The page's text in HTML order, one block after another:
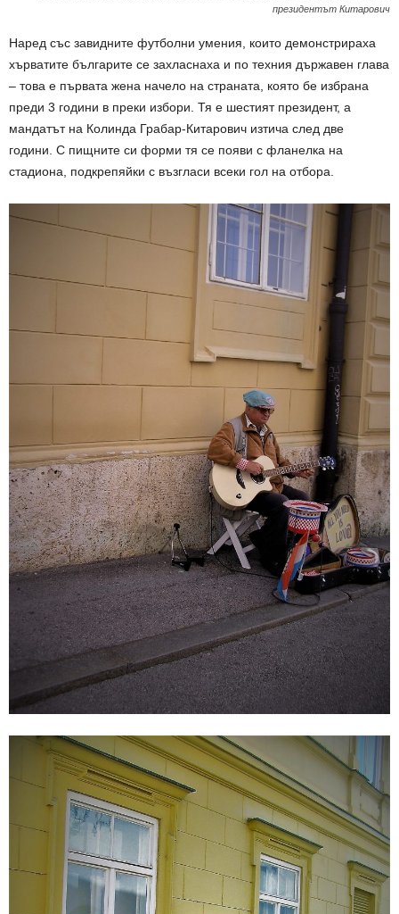
президентът Китарович
Наред със завидните футболни умения, които демонстрираха
хърватите българите се захласнаха и по техния държавен глава
– това е първата жена начело на страната, която бе избрана
преди 3 години в преки избори. Тя е шестият президент, а
мандатът на Колинда Грабар-Китарович изтича след две
години. С пищните си форми тя се появи с фланелка на
стадиона, подкрепяйки с възгласи всеки гол на отбора.